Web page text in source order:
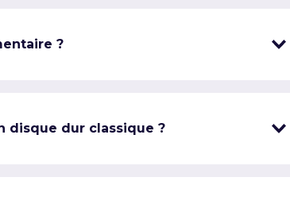
?
disque dur classique ?